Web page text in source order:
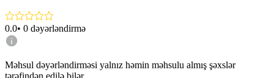
0.0• 0 dəyərləndirmə
Məhsul dəyərləndirməsi yalnız həmin məhsulu almış şəxslər
tərəfindən edilə bilər.